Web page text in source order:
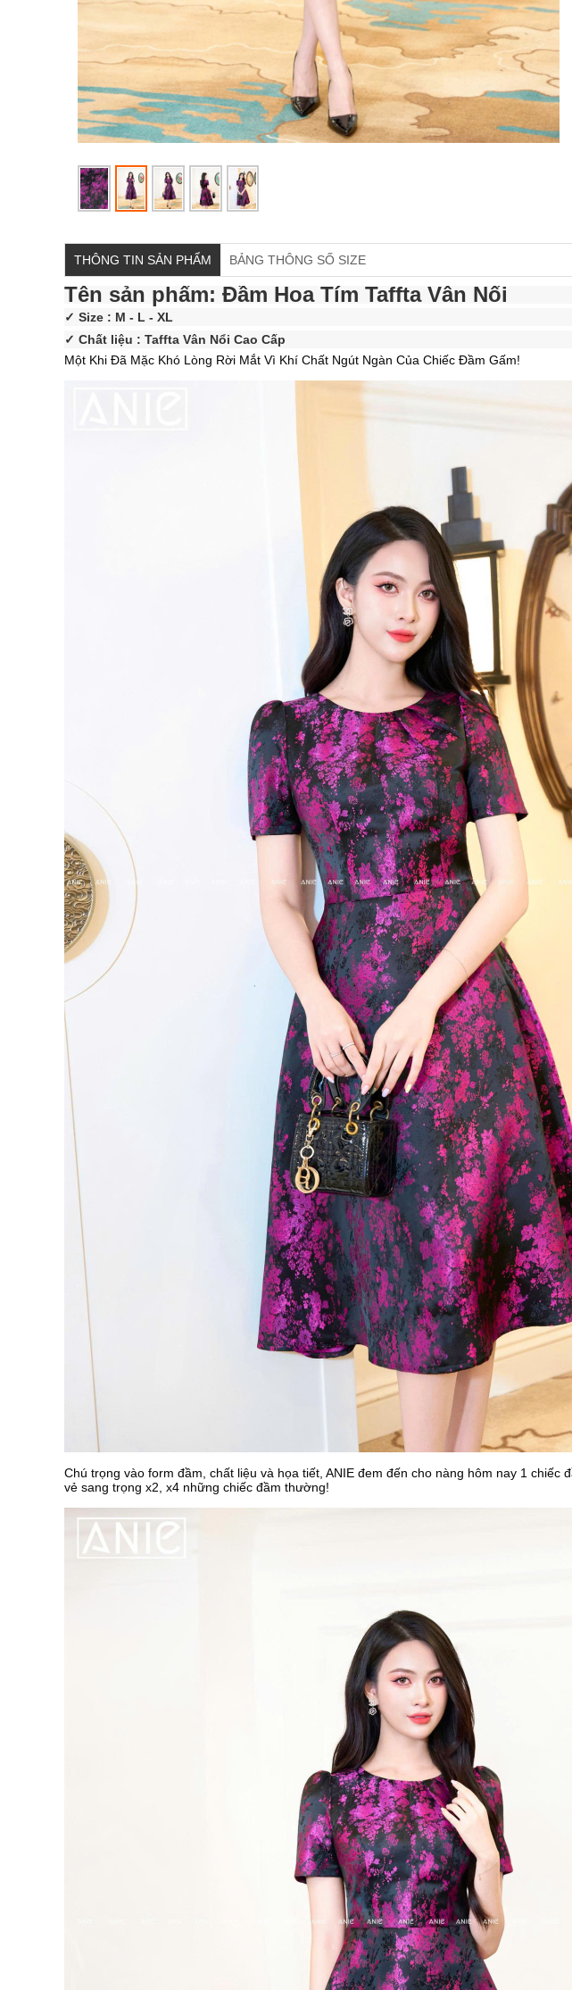
THÔNG TIN SẢN PHẨM BẢNG THÔNG SỐ SIZE
Tên sản phẩm: Đầm Hoa Tím Taffta Vân Nổi
✓ Size : M - L - XL
✓ Chất liệu : Taffta Vân Nổi Cao Cấp
Một Khi Đã Mặc Khó Lòng Rời Mắt Vì Khí Chất Ngút Ngàn Của Chiếc Đầm Gấm!
Chú trọng vào form đầm, chất liệu và họa tiết, ANIE đem đến cho nàng hôm nay 1 chiếc
vẻ sang trọng x2, x4 những chiếc đầm thường!